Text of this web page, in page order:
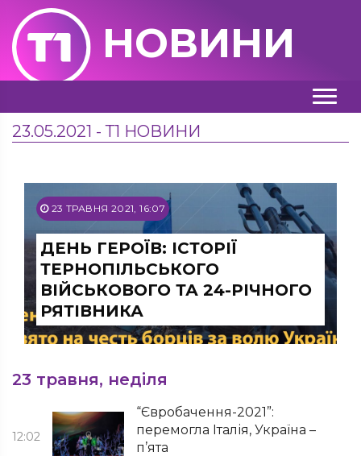
НОВИНИ
23.05.2021 - Т1 НОВИНИ
23 ТРАВНЯ 2021, 16:07
ДЕНЬ ГЕРОЇВ: ІСТОРІЇ
ТЕРНОПІЛЬСЬКОГО
ВІЙСЬКОВОГО ТА 24-РІЧНОГО
РЯТІВНИКА
23 травня, неділя
12:02
“Євробачення-2021”:
перемогла Італія, Україна –
п’ята